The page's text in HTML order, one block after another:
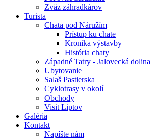
Zväz záhradkárov
Turista
Chata pod Náružím
Prístup ku chate
Kronika výstavby
História chaty
Západné Tatry - Jalovecká dolina
Ubytovanie
Salaš Pastierska
Cyklotrasy v okolí
Obchody
Visit Liptov
Galéria
Kontakt
Napíšte nám